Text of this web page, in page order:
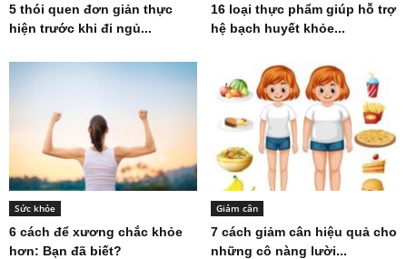
5 thói quen đơn giản thực
hiện trước khi đi ngủ...
16 loại thực phẩm giúp hỗ trợ
hệ bạch huyết khỏe...
Sức khỏe
6 cách để xương chắc khỏe
hơn: Bạn đã biết?
Giảm cân
7 cách giảm cân hiệu quả cho
những cô nàng lười...